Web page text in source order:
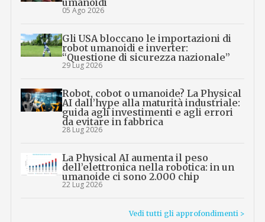
05 Ago 2026
Gli USA bloccano le importazioni di
robot umanoidi e inverter:
“Questione di sicurezza nazionale”
29 Lug 2026
Robot, cobot o umanoide? La Physical
AI dall’hype alla maturità industriale:
guida agli investimenti e agli errori
da evitare in fabbrica
28 Lug 2026
La Physical AI aumenta il peso
dell’elettronica nella robotica: in un
umanoide ci sono 2.000 chip
22 Lug 2026
Vedi tutti gli approfondimenti >